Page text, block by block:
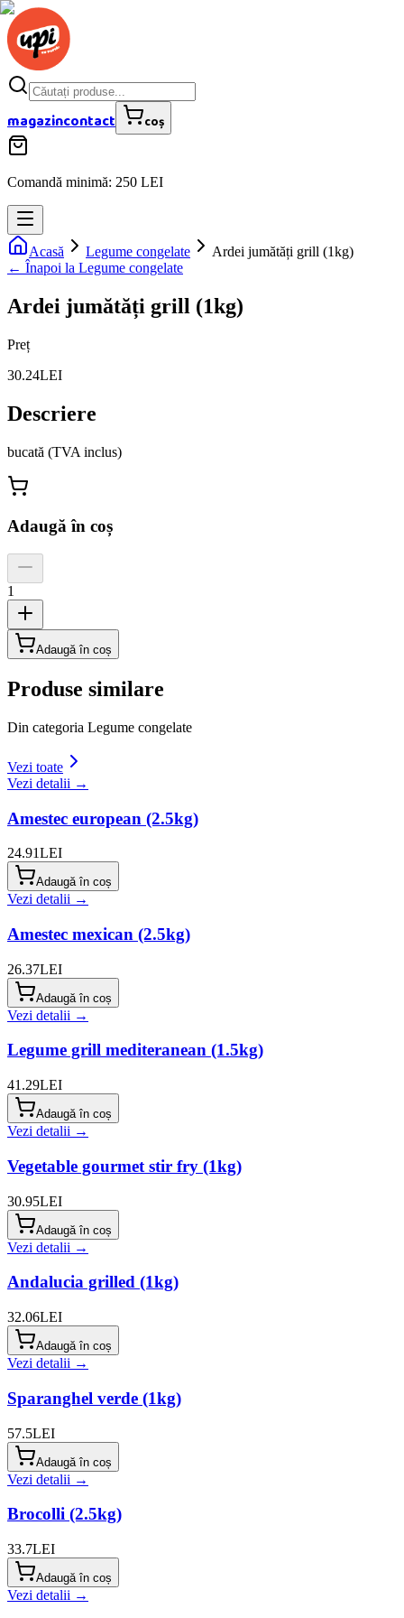
magazincontact coș
Comandă minimă: 250 LEI
Acasă Legume congelate
Ardei jumătăți grill (1kg)
← Înapoi la Legume congelate
Ardei jumătăți grill (1kg)
Preț
30.24LEI
Descriere
bucată (TVA inclus)
Adaugă în coș
1
Adaugă în coș
Produse similare
Din categoria Legume congelate
Vezi toate
Vezi detalii →
Amestec european (2.5kg)
24.91LEI
Adaugă în coș
Vezi detalii →
Amestec mexican (2.5kg)
26.37LEI
Adaugă în coș
Vezi detalii →
Legume grill mediteranean (1.5kg)
41.29LEI
Adaugă în coș
Vezi detalii →
Vegetable gourmet stir fry (1kg)
30.95LEI
Adaugă în coș
Vezi detalii →
Andalucia grilled (1kg)
32.06LEI
Adaugă în coș
Vezi detalii →
Sparanghel verde (1kg)
57.5LEI
Adaugă în coș
Vezi detalii →
Brocolli (2.5kg)
33.7LEI
Adaugă în coș
Vezi detalii →